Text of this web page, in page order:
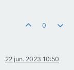
0
22 jun. 2023 10:50